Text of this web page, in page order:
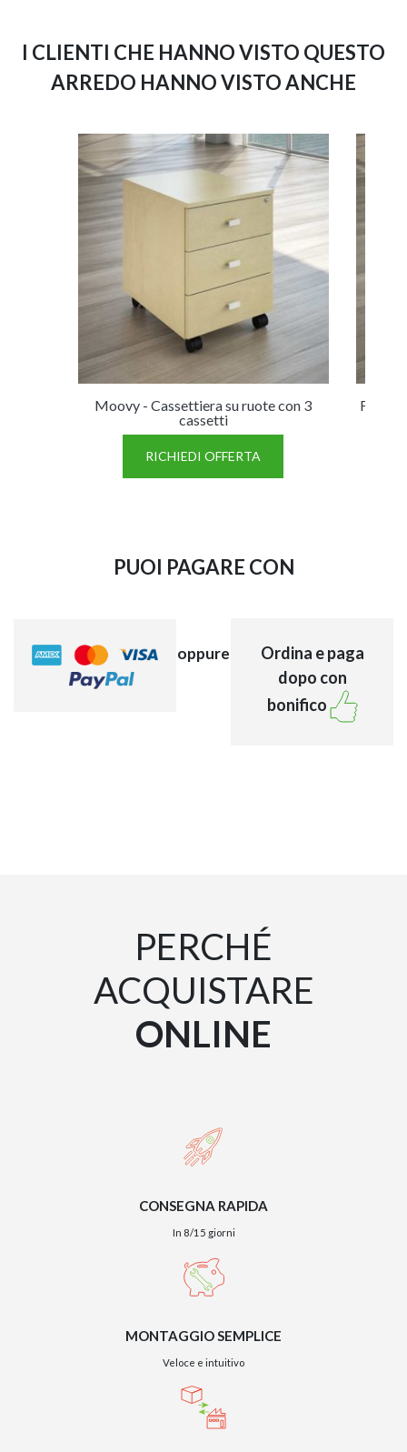
I CLIENTI CHE HANNO VISTO QUESTO
ARREDO HANNO VISTO ANCHE
Moovy - Cassettiera su ruote con 3
cassetti
RICHIEDI OFFERTA
File
PUOI PAGARE CON
oppure
Ordina e paga
dopo con
bonifico
PERCHÉ
ACQUISTARE
ONLINE
CONSEGNA RAPIDA
In 8/15 giorni
MONTAGGIO SEMPLICE
Veloce e intuitivo